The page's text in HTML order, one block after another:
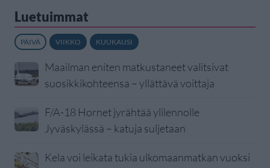
Luetuimmat
PÄIVÄ VIIKKO KUUKAUSI
Maailman eniten matkustaneet valitsivat
suosikkikohteensa – yllättävä voittaja
F/A-18 Hornet jyrähtää ylilennolle
Jyväskylässä – katuja suljetaan
Kela voi leikata tukia ulkomaanmatkan vuoksi